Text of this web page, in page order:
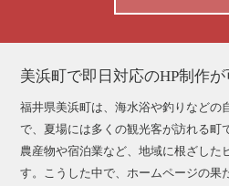
美浜町で即日対応のHP制作
福井県美浜町は、海水浴や釣りなどの
で、夏場には多くの観光客が訪れる町
農産物や宿泊業など、地域に根ざした
す。こうした中で、ホームページの果